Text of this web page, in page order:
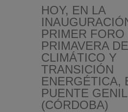
HOY, EN LA
PRIMER FORO
PRIMAVERA
CLIMÁTICO Y
TRANSICIÓN
ENERGÉTICA,
PUENTE GENIL
(CÓRDOBA)